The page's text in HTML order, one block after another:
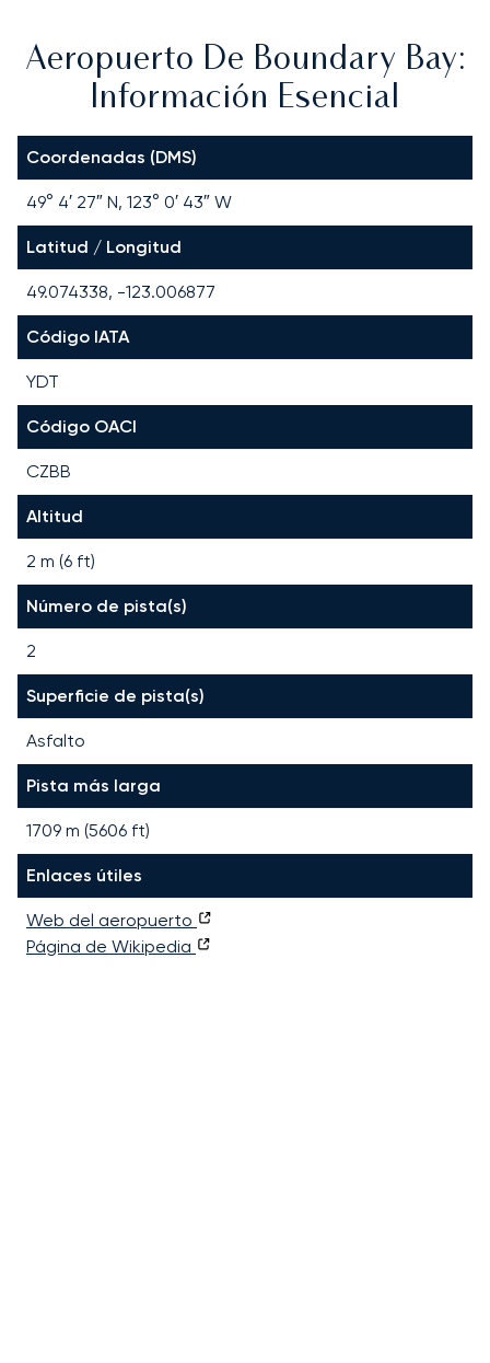
Aeropuerto De Boundary Bay:
Información Esencial
Coordenadas (DMS)
49° 4′ 27″ N, 123° 0′ 43″ W
Latitud / Longitud
49.074338, -123.006877
Código IATA
YDT
Código OACI
CZBB
Altitud
2 m (6 ft)
Número de pista(s)
2
Superficie de pista(s)
Asfalto
Pista más larga
1709 m (5606 ft)
Enlaces útiles
Web del aeropuerto
Página de Wikipedia